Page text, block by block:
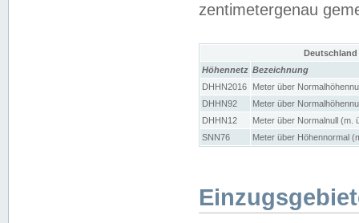
zentimetergenau
Höhennetz Bezeichnung
DHHN2016
Meter über
DHHN92
Meter über
DHHN12
Meter über Normalnull (m.
SNN76
Meter über Höhennormal